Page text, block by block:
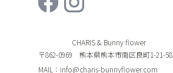
CHARIS & Bunny flower
〒862-0969 熊本県熊本市南区良町1-21-58
MAIL：info@charis-bunnyflower.com